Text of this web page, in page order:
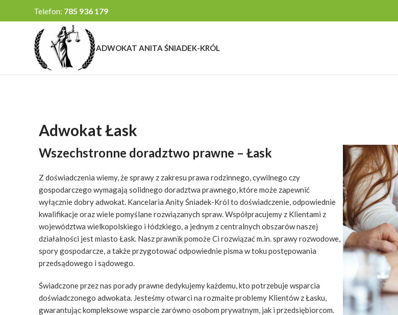
Telefon: 785 936 179
ADWOKAT ANITA ŚNIADEK-KRÓL
Adwokat Łask
Wszechstronne doradztwo prawne – Łask
Z doświadczenia wiemy, że sprawy z zakresu prawa rodzinnego, cywilnego czy
gospodarczego wymagają solidnego doradztwa prawnego, które może zapewnić
wyłącznie dobry adwokat. Kancelaria Anity Śniadek-Król to doświadczenie, odpowiednie
kwalifikacje oraz wiele pomyślane rozwiązanych spraw. Współpracujemy z Klientami z
województwa wielkopolskiego i łódzkiego, a jednym z centralnych obszarów naszej
działalności jest miasto Łask. Nasz prawnik pomoże Ci rozwiązać m.in. sprawy rozwodowe,
spory gospodarcze, a także przygotować odpowiednie pisma w toku postępowania
przedsądowego i sądowego.
Świadczone przez nas porady prawne dedykujemy każdemu, kto potrzebuje wsparcia
doświadczonego adwokata. Jesteśmy otwarci na rozmaite problemy Klientów z Łasku,
gwarantując kompleksowe wsparcie zarówno osobom prywatnym, jak i przedsiębiorcom.